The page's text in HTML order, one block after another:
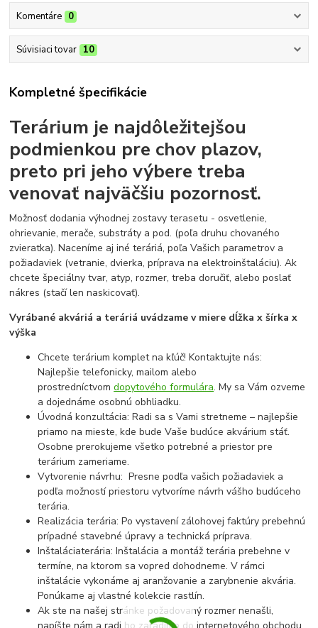
Komentáre 0
Súvisiaci tovar 10
Kompletné špecifikácie
Terárium je najdôležitejšou
podmienkou pre chov plazov,
preto pri jeho výbere treba
venovať najväčšiu pozornosť.
Možnosť dodania výhodnej zostavy terasetu - osvetlenie,
ohrievanie, merače, substráty a pod. (poľa druhu chovaného
zvieratka). Naceníme aj iné teráriá, poľa Vašich parametrov a
požiadaviek (vetranie, dvierka, príprava na elektroinštaláciu). Ak
chcete špeciálny tvar, atyp, rozmer, treba doručiť, alebo poslať
nákres (stačí len naskicovať).
Vyrábané akváriá a teráriá uvádzame v miere dĺžka x šírka x
výška
Chcete terárium komplet na kľúč! Kontaktujte nás:
Najlepšie telefonicky, mailom alebo
prostredníctvomdopytového formulára. My sa Vám ozveme
a dojednáme osobnú obhliadku.
Úvodná konzultácia: Radi sa s Vami stretneme – najlepšie
priamo na mieste, kde bude Vaše budúce akvárium stáť.
Osobne prerokujeme všetko potrebné a priestor pre
terárium zameriame.
Vytvorenie návrhu: Presne podľa vašich požiadaviek a
podľa možností priestoru vytvoríme návrh vášho budúceho
terária.
Realizácia terária: Po vystavení zálohovej faktúry prebehnú
prípadné stavebné úpravy a technická príprava.
Inštaláciaterária: Inštalácia a montáž terária prebehne v
termíne, na ktorom sa vopred dohodneme. V rámci
inštalácie vykonáme aj aranžovanie a zarybnenie akvária.
Ponúkame aj vlastné kolekcie rastlín.
Ak ste na našej stránke požadovaný rozmer nenašli,